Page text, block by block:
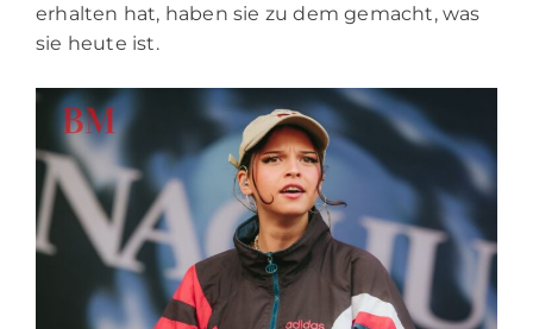
erhalten hat, haben sie zu dem gemacht, was
sie heute ist.